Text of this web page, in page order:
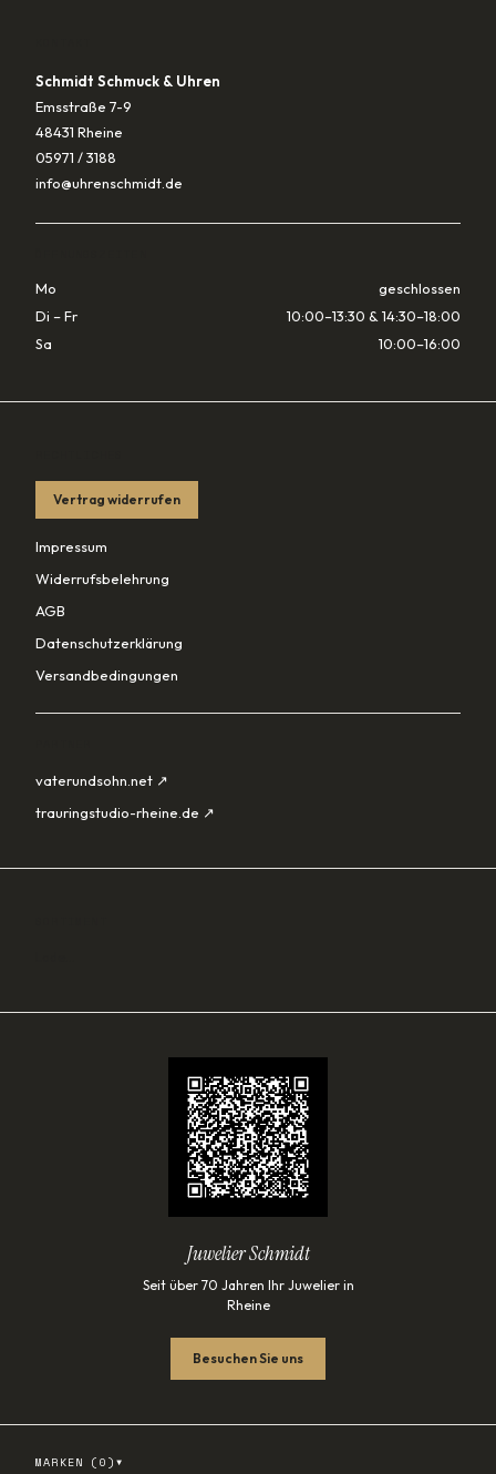
Schmidt Schmuck & Uhren
Emsstraße 7-9
48431 Rheine
05971 / 3188
info@uhrenschmidt.de
Mo
geschlossen
Di – Fr
10:00–13:30 & 14:30–18:00
Sa
10:00–16:00
Vertrag widerrufen
Impressum
Widerrufsbelehrung
AGB
Datenschutzerklärung
Versandbedingungen
vaterundsohn.net ↗
trauringstudio-rheine.de ↗
Juwelier Schmidt
Seit über 70 Jahren Ihr Juwelier in
Rheine
Besuchen Sie uns
MARKEN ( 0 ) ▾